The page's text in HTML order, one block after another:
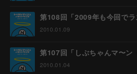
第108回「2009年も今回でラ
2010.01.09
第107回「しぶちゃんマ〜ン
2010.01.04